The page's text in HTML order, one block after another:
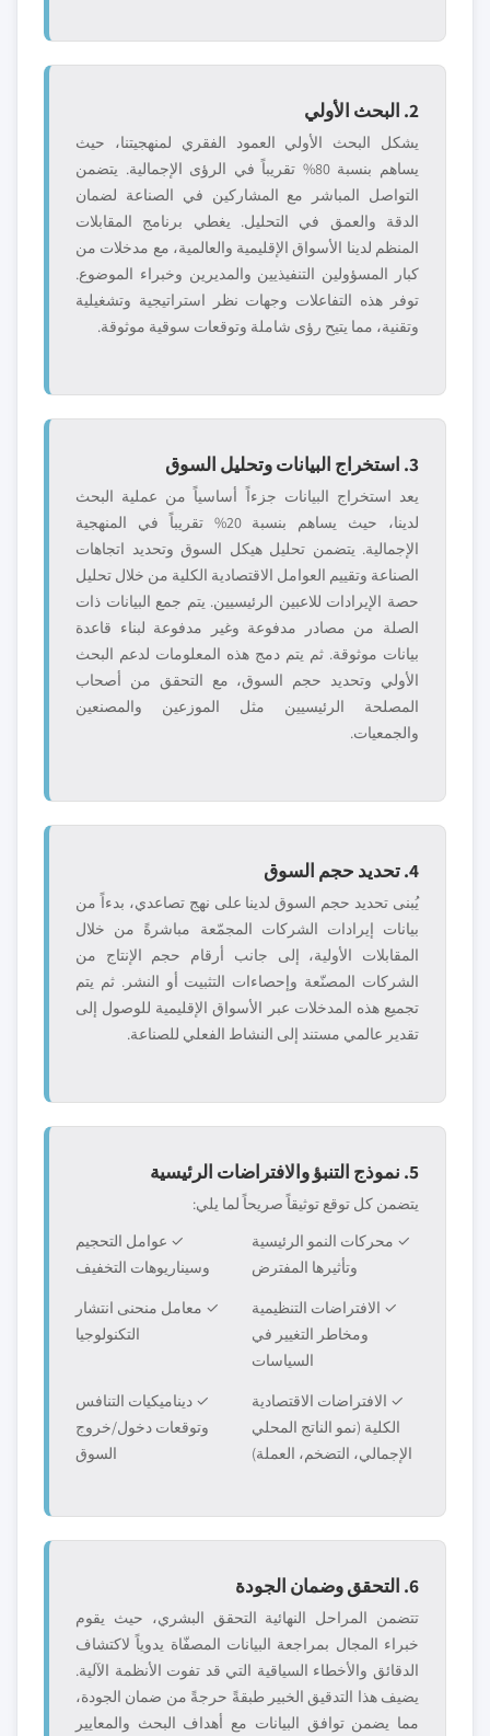
2. البحث الأولي
يشكل البحث الأولي العمود الفقري لمنهجيتنا، حيث
يساهم بنسبة 80% تقريباً في الرؤى الإجمالية. يتضمن
التواصل المباشر مع المشاركين في الصناعة لضمان
الدقة والعمق في التحليل. يغطي برنامج المقابلات
المنظم لدينا الأسواق الإقليمية والعالمية، مع مدخلات من
كبار المسؤولين التنفيذيين والمديرين وخبراء الموضوع.
توفر هذه التفاعلات وجهات نظر استراتيجية وتشغيلية
وتقنية، مما يتيح رؤى شاملة وتوقعات سوقية موثوقة.
3. استخراج البيانات وتحليل السوق
يعد استخراج البيانات جزءاً أساسياً من عملية البحث
لدينا، حيث يساهم بنسبة 20% تقريباً في المنهجية
الإجمالية. يتضمن تحليل هيكل السوق وتحديد اتجاهات
الصناعة وتقييم العوامل الاقتصادية الكلية من خلال تحليل
حصة الإيرادات للاعبين الرئيسيين. يتم جمع البيانات ذات
الصلة من مصادر مدفوعة وغير مدفوعة لبناء قاعدة
بيانات موثوقة. ثم يتم دمج هذه المعلومات لدعم البحث
الأولي وتحديد حجم السوق، مع التحقق من أصحاب
المصلحة الرئيسيين مثل الموزعين والمصنعين
والجمعيات.
4. تحديد حجم السوق
يُبنى تحديد حجم السوق لدينا على نهج تصاعدي، بدءاً من
بيانات إيرادات الشركات المجمّعة مباشرةً من خلال
المقابلات الأولية، إلى جانب أرقام حجم الإنتاج من
الشركات المصنّعة وإحصاءات التثبيت أو النشر. ثم يتم
تجميع هذه المدخلات عبر الأسواق الإقليمية للوصول إلى
تقدير عالمي مستند إلى النشاط الفعلي للصناعة.
5. نموذج التنبؤ والافتراضات الرئيسية
يتضمن كل توقع توثيقاً صريحاً لما يلي:
✓ محركات النمو الرئيسية
وتأثيرها المفترض
✓ عوامل التحجيم
وسيناريوهات التخفيف
✓ الافتراضات التنظيمية
ومخاطر التغيير في
السياسات
✓ معامل منحنى انتشار
التكنولوجيا
✓ الافتراضات الاقتصادية
الكلية (نمو الناتج المحلي
الإجمالي، التضخم، العملة)
✓ ديناميكيات التنافس
وتوقعات دخول/خروج
السوق
6. التحقق وضمان الجودة
تتضمن المراحل النهائية التحقق البشري، حيث يقوم
خبراء المجال بمراجعة البيانات المصفّاة يدوياً لاكتشاف
الدقائق والأخطاء السياقية التي قد تفوت الأنظمة الآلية.
يضيف هذا التدقيق الخبير طبقةً حرجةً من ضمان الجودة،
مما يضمن توافق البيانات مع أهداف البحث والمعايير